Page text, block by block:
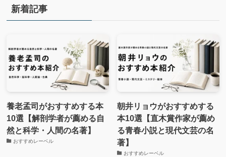
新着記事
養老孟司がおすすめする本
10選【解剖学者が薦める自
然と科学・人間の名著】
おすすめレーベル
朝井リョウがおすすめする
本10選【直木賞作家が薦め
る青春小説と現代文芸の名
著】
おすすめレーベル